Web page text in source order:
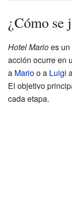
¿Cómo se
Hotel Marioes un
acción ocurre en
a Marioo a Luigi
El objetivo
cada etapa.